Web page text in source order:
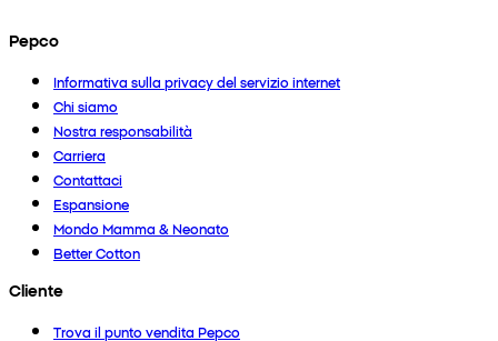
Pepco
Informativa sulla privacy del servizio internet
Chi siamo
Nostra responsabilità
Carriera
Contattaci
Espansione
Mondo Mamma & Neonato
Better Cotton
Cliente
Trova il punto vendita Pepco